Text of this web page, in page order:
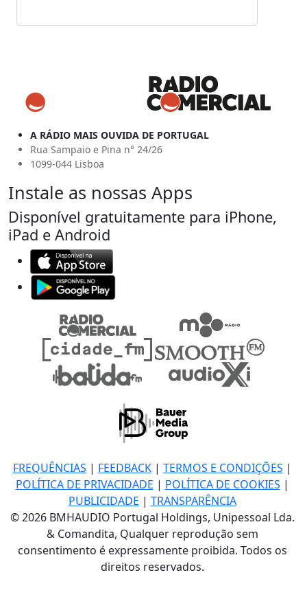
A RÁDIO MAIS OUVIDA DE PORTUGAL
Rua Sampaio e Pina n° 24/26
1099-044 Lisboa
Instale as nossas Apps
Disponível gratuitamente para iPhone,
iPad e Android
FREQUÊNCIAS | FEEDBACK| TERMOS E CONDIÇÕES |
POLÍTICA DE PRIVACIDADE | POLÍTICA DE COOKIES |
PUBLICIDADE | TRANSPARÊNCIA
© 2026 BMHAUDIO Portugal Holdings, Unipessoal Lda.
& Comandita, Qualquer reprodução sem
consentimento é expressamente proibida. Todos os
direitos reservados.